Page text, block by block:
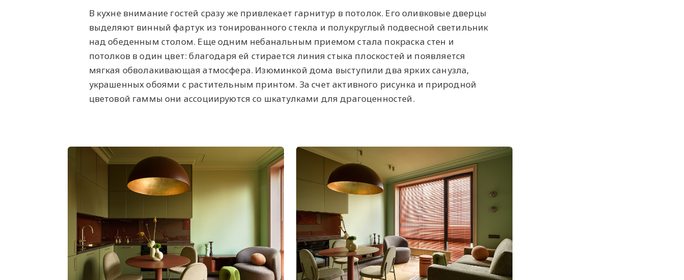
В кухне внимание гостей сразу же привлекает гарнитур в потолок. Его оливковые дверцы
выделяют винный фартук из тонированного стекла и полукруглый подвесной светильник
над обеденным столом. Еще одним небанальным приемом стала покраска стен и
потолков в один цвет: благодаря ей стирается линия стыка плоскостей и появляется
мягкая обволакивающая атмосфера. Изюминкой дома выступили два ярких санузла,
украшенных обоями с растительным принтом. За счет активного рисунка и природной
цветовой гаммы они ассоциируются со шкатулками для драгоценностей.